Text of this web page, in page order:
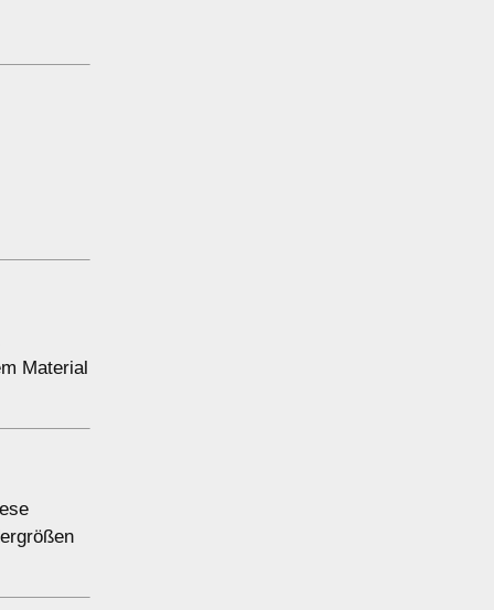
Material